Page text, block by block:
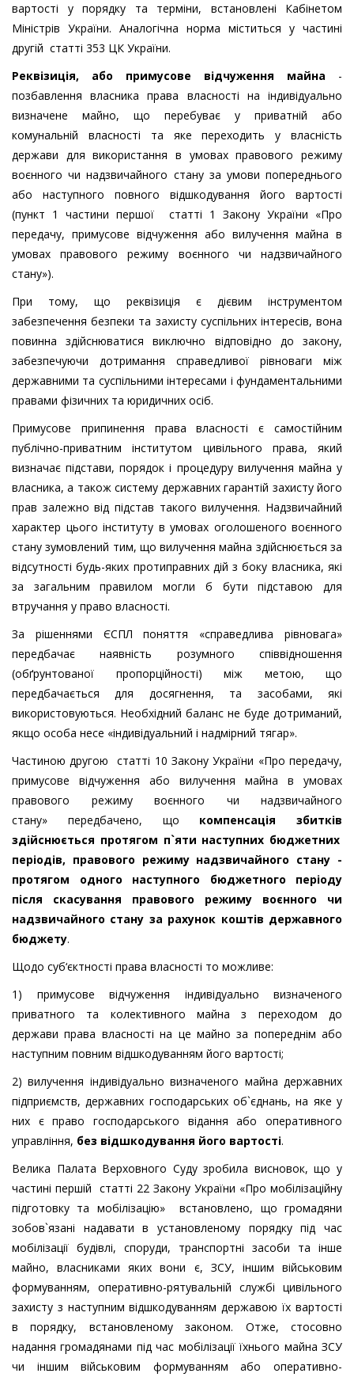
вартості у порядку та терміни, встановлені Кабінетом
Міністрів України. Аналогічна норма міститься у частині
другій статті 353 ЦК України.
Реквізиція, або примусове відчуження майна -
позбавлення власника права власності на індивідуально
визначене майно, що перебуває у приватній або
комунальній власності та яке переходить у власність
держави для використання в умовах правового режиму
воєнного чи надзвичайного стану за умови попереднього
або наступного повного відшкодування його вартості
(пункт 1 частини першої статті 1 Закону України «Про
передачу, примусове відчуження або вилучення майна в
умовах правового режиму воєнного чи надзвичайного
стану»).
При тому, що реквізиція є дієвим інструментом
забезпечення безпеки та захисту суспільних інтересів, вона
повинна здійснюватися виключно відповідно до закону,
забезпечуючи дотримання справедливої рівноваги між
державними та суспільними інтересами і фундаментальними
правами фізичних та юридичних осіб.
Примусове припинення права власності є самостійним
публічно-приватним інститутом цивільного права, який
визначає підстави, порядок і процедуру вилучення майна у
власника, а також систему державних гарантій захисту його
прав залежно від підстав такого вилучення. Надзвичайний
характер цього інституту в умовах оголошеного воєнного
стану зумовлений тим, що вилучення майна здійснюється за
відсутності будь-яких протиправних дій з боку власника, які
за загальним правилом могли б бути підставою для
втручання у право власності.
За рішеннями ЄСПЛ поняття «справедлива рівновага»
передбачає наявність розумного співвідношення
(обґрунтованої пропорційності) між метою, що
передбачається для досягнення, та засобами, які
використовуються. Необхідний баланс не буде дотриманий,
якщо особа несе «індивідуальний і надмірний тягар».
Частиною другою статті 10 Закону України «Про передачу,
примусове відчуження або вилучення майна в умовах
правового режиму воєнного чи надзвичайного
стану» передбачено, що компенсація збитків
здійснюється протягом п`яти наступних бюджетних
періодів, правового режиму надзвичайного стану -
протягом одного наступного бюджетного періоду
після скасування правового режиму воєнного чи
надзвичайного стану за рахунок коштів державного
бюджету.
Щодо суб‘єктності права власності то можливе:
1) примусове відчуження індивідуально визначеного
приватного та колективного майна з переходом до
держави права власності на це майно за попереднім або
наступним повним відшкодуванням його вартості;
2) вилучення індивідуально визначеного майна державних
підприємств, державних господарських об`єднань, на яке у
них є право господарського відання або оперативного
управління, без відшкодування його вартості.
Велика Палата Верховного Суду зробила висновок, що у
частині першій статті 22 Закону України «Про мобілізаційну
підготовку та мобілізацію» встановлено, що громадяни
зобов`язані надавати в установленому порядку під час
мобілізації будівлі, споруди, транспортні засоби та інше
майно, власниками яких вони є, ЗСУ, іншим військовим
формуванням, оперативно-рятувальній службі цивільного
захисту з наступним відшкодуванням державою їх вартості
в порядку, встановленому законом. Отже, стосовно
надання громадянами під час мобілізації їхнього майна ЗСУ
чи іншим військовим формуванням або оперативно-